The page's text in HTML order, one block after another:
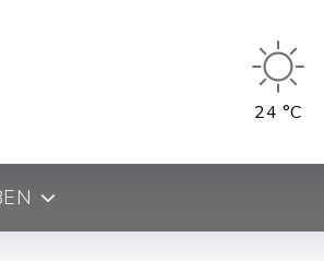
24 °C